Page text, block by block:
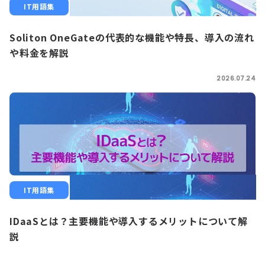
IT用語集
Soliton OneGateの代表的な機能や特長、導入の流れ
や料金を解説
2026.07.24
IT用語集
IDaaSとは？主要機能や導入するメリットについて解
説